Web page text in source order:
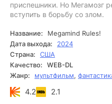
приспешники. Но Мегамозг
вступить в борьбу со злом.
Название:
Megamind Rules!
Дата выхода:
2024
Страна:
США
Качество:
WEB-DL
Жанр:
мультфильм,
4.2 2.1